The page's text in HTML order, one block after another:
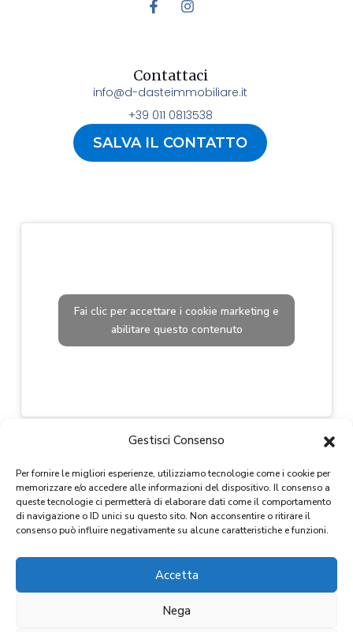
Gestisci Consenso
Per fornire le migliori esperienze, utilizziamo tecnologie come i cookie per
memorizzare e/o accedere alle informazioni del dispositivo. Il consenso a
queste tecnologie ci permetterà di elaborare dati come il comportamento
di navigazione o ID unici su questo sito. Non acconsentire o ritirare il
consenso può influire negativamente su alcune caratteristiche e funzioni.
Accetta
Nega
Copyright 2024
D&D IMMOBILIARE S.r.l.
CF / P.IVA 11654820015
Contattaci
info@d-dasteimmobiliare.it
+39 011 0813538
SALVA IL CONTATTO
Fai clic per accettare i cookie marketing e
abilitare questo contenuto